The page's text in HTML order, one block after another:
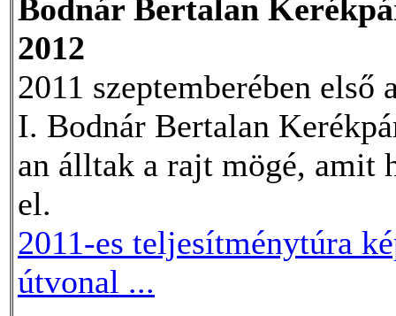
Bodnár Bertalan
2012
2011 szeptemberében
I. Bodnár Bertalan
an álltak a rajt mögé, amit
el.
2011-es teljesítménytúra
útvonal ...